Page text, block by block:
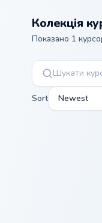
Колекція
Показано 1
Sort Newest